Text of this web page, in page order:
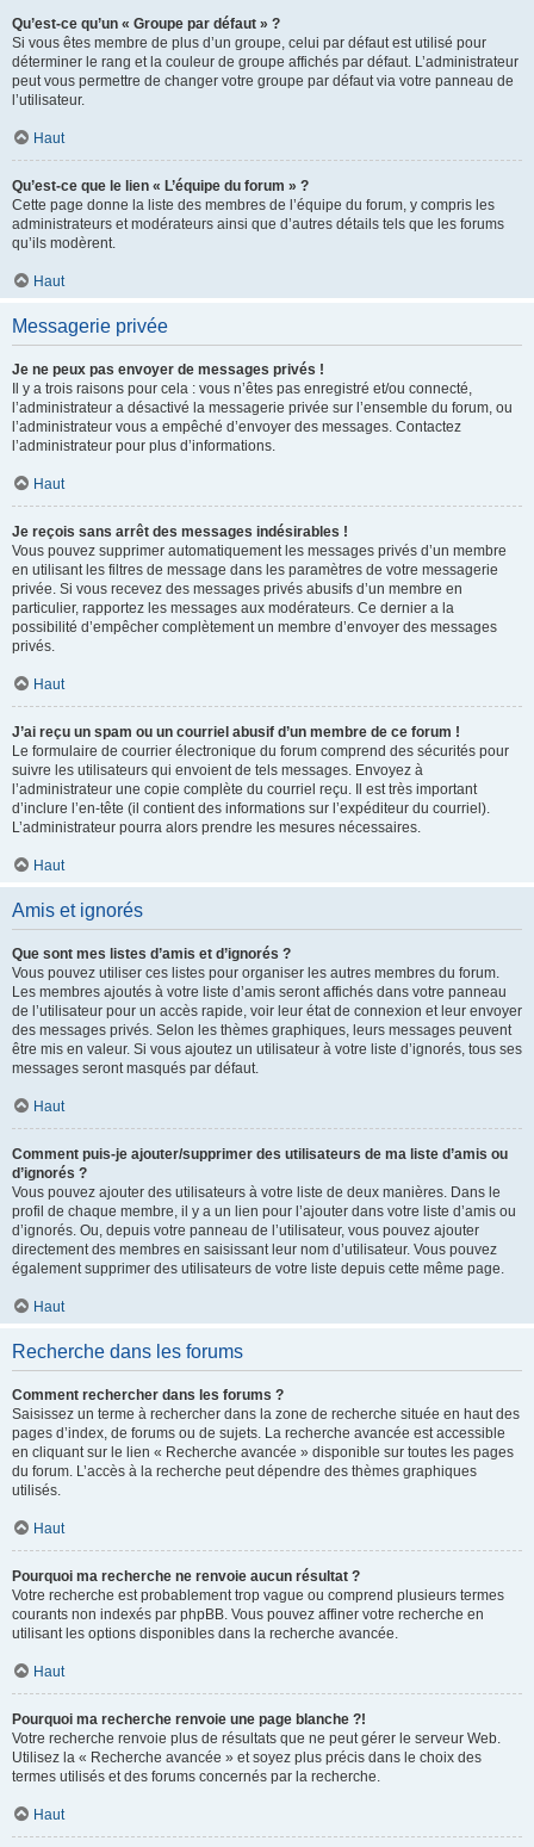
Qu’est-ce qu’un « Groupe par défaut » ?
Si vous êtes membre de plus d’un groupe, celui par défaut est utilisé pour
déterminer le rang et la couleur de groupe affichés par défaut. L’administrateur
peut vous permettre de changer votre groupe par défaut via votre panneau de
l’utilisateur.
Haut
Qu’est-ce que le lien « L’équipe du forum » ?
Cette page donne la liste des membres de l’équipe du forum, y compris les
administrateurs et modérateurs ainsi que d’autres détails tels que les forums
qu’ils modèrent.
Haut
Messagerie privée
Je ne peux pas envoyer de messages privés !
Il y a trois raisons pour cela : vous n’êtes pas enregistré et/ou connecté,
l’administrateur a désactivé la messagerie privée sur l’ensemble du forum, ou
l’administrateur vous a empêché d’envoyer des messages. Contactez
l’administrateur pour plus d’informations.
Haut
Je reçois sans arrêt des messages indésirables !
Vous pouvez supprimer automatiquement les messages privés d’un membre
en utilisant les filtres de message dans les paramètres de votre messagerie
privée. Si vous recevez des messages privés abusifs d’un membre en
particulier, rapportez les messages aux modérateurs. Ce dernier a la
possibilité d’empêcher complètement un membre d’envoyer des messages
privés.
Haut
J’ai reçu un spam ou un courriel abusif d’un membre de ce forum !
Le formulaire de courrier électronique du forum comprend des sécurités pour
suivre les utilisateurs qui envoient de tels messages. Envoyez à
l’administrateur une copie complète du courriel reçu. Il est très important
d’inclure l’en-tête (il contient des informations sur l’expéditeur du courriel).
L’administrateur pourra alors prendre les mesures nécessaires.
Haut
Amis et ignorés
Que sont mes listes d’amis et d’ignorés ?
Vous pouvez utiliser ces listes pour organiser les autres membres du forum.
Les membres ajoutés à votre liste d’amis seront affichés dans votre panneau
de l’utilisateur pour un accès rapide, voir leur état de connexion et leur envoyer
des messages privés. Selon les thèmes graphiques, leurs messages peuvent
être mis en valeur. Si vous ajoutez un utilisateur à votre liste d’ignorés, tous ses
messages seront masqués par défaut.
Haut
Comment puis-je ajouter/supprimer des utilisateurs de ma liste d’amis ou
d’ignorés ?
Vous pouvez ajouter des utilisateurs à votre liste de deux manières. Dans le
profil de chaque membre, il y a un lien pour l’ajouter dans votre liste d’amis ou
d’ignorés. Ou, depuis votre panneau de l’utilisateur, vous pouvez ajouter
directement des membres en saisissant leur nom d’utilisateur. Vous pouvez
également supprimer des utilisateurs de votre liste depuis cette même page.
Haut
Recherche dans les forums
Comment rechercher dans les forums ?
Saisissez un terme à rechercher dans la zone de recherche située en haut des
pages d’index, de forums ou de sujets. La recherche avancée est accessible
en cliquant sur le lien « Recherche avancée » disponible sur toutes les pages
du forum. L’accès à la recherche peut dépendre des thèmes graphiques
utilisés.
Haut
Pourquoi ma recherche ne renvoie aucun résultat ?
Votre recherche est probablement trop vague ou comprend plusieurs termes
courants non indexés par phpBB. Vous pouvez affiner votre recherche en
utilisant les options disponibles dans la recherche avancée.
Haut
Pourquoi ma recherche renvoie une page blanche ?!
Votre recherche renvoie plus de résultats que ne peut gérer le serveur Web.
Utilisez la « Recherche avancée » et soyez plus précis dans le choix des
termes utilisés et des forums concernés par la recherche.
Haut